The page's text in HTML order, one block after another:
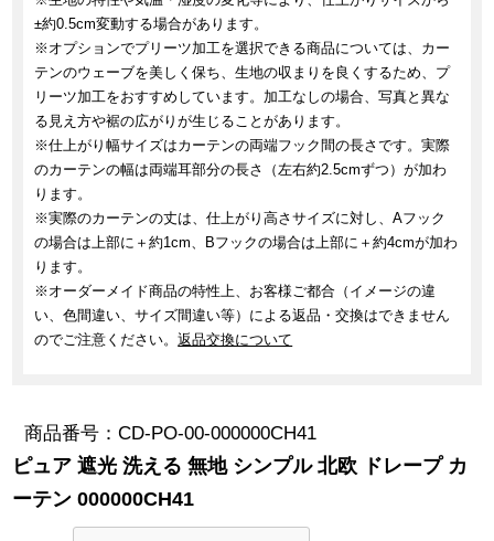
±約0.5cm変動する場合があります。
※オプションでプリーツ加工を選択できる商品については、カー
テンのウェーブを美しく保ち、生地の収まりを良くするため、プ
リーツ加工をおすすめしています。加工なしの場合、写真と異な
る見え方や裾の広がりが生じることがあります。
※仕上がり幅サイズはカーテンの両端フック間の長さです。実際
のカーテンの幅は両端耳部分の長さ（左右約2.5cmずつ）が加わ
ります。
※実際のカーテンの丈は、仕上がり高さサイズに対し、Aフック
の場合は上部に＋約1cm、Bフックの場合は上部に＋約4cmが加わ
ります。
※オーダーメイド商品の特性上、お客様ご都合（イメージの違
い、色間違い、サイズ間違い等）による返品・交換はできません
のでご注意ください。返品交換について
商品番号 CD-PO-00-000000CH41
ピュア 遮光 洗える 無地 シンプル 北欧 ドレープ カ
ーテン 000000CH41